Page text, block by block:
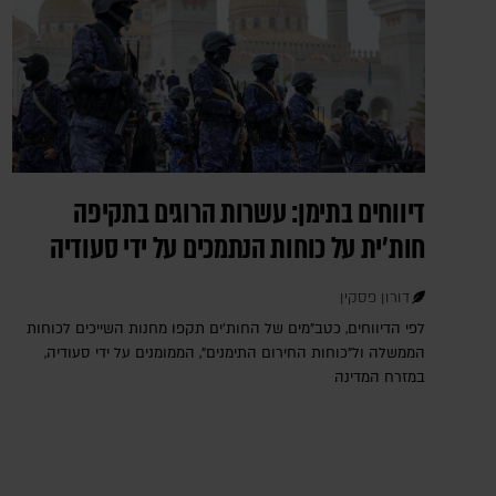
דיווחים בתימן: עשרות הרוגים בתקיפה
חות'ית על כוחות הנתמכים על ידי סעודיה
דורון פסקין
לפי הדיווחים, כטב"מים של החות'ים תקפו מחנות השייכים לכוחות
הממשלה ול"כוחות החירום התימנים", הממומנים על ידי סעודיה,
במזרח המדינה